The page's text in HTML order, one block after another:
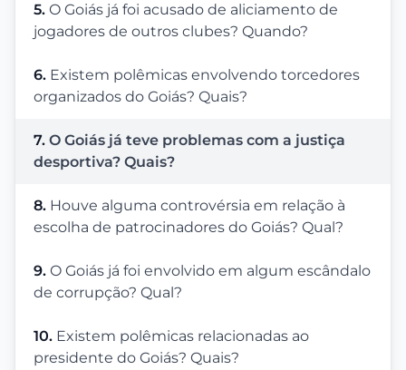
5. O Goiás já foi acusado de aliciamento de
jogadores de outros clubes? Quando?
6. Existem polêmicas envolvendo torcedores
organizados do Goiás? Quais?
7. O Goiás já teve problemas com a justiça
desportiva? Quais?
8. Houve alguma controvérsia em relação à
escolha de patrocinadores do Goiás? Qual?
9. O Goiás já foi envolvido em algum escândalo
de corrupção? Qual?
10. Existem polêmicas relacionadas ao
presidente do Goiás? Quais?